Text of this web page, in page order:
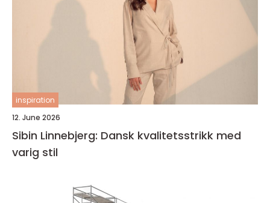
inspiration
12. June 2026
Sibin Linnebjerg: Dansk kvalitetsstrikk med
varig stil